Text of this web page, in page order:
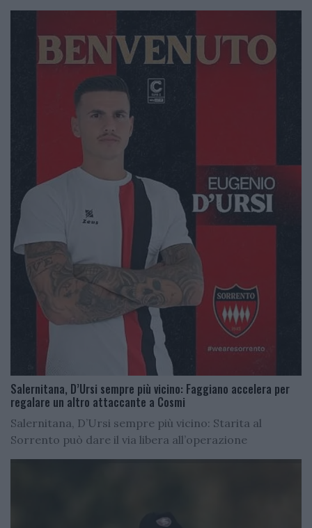
Salernitana, D’Ursi sempre più vicino: Faggiano accelera per
regalare un altro attaccante a Cosmi
Salernitana, D’Ursi sempre più vicino: Starita al
Sorrento può dare il via libera all’operazione